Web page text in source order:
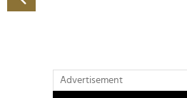
gesammelt haben.
Advertisement